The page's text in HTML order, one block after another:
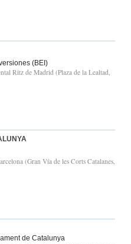
(BEI)
Ritz de Madrid (Plaza de la Lealtad,
(Gran Vía de les Corts Catalanes,
de Catalunya